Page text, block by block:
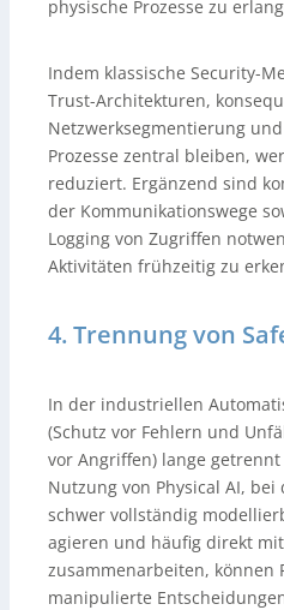
physische Prozesse zu
Indem klassische Security-
Trust-Architekturen,
Netzwerksegmentierung
Prozesse zentral bleiben,
reduziert. Ergänzend sind
der Kommunikationswege
Logging von Zugriffen
Aktivitäten frühzeitig zu
4. Trennung von
In der industriellen
(Schutz vor Fehlern und
vor Angriffen) lange
Nutzung von Physical AI,
schwer vollständig
agieren und häufig direkt
zusammenarbeiten, können
manipulierte